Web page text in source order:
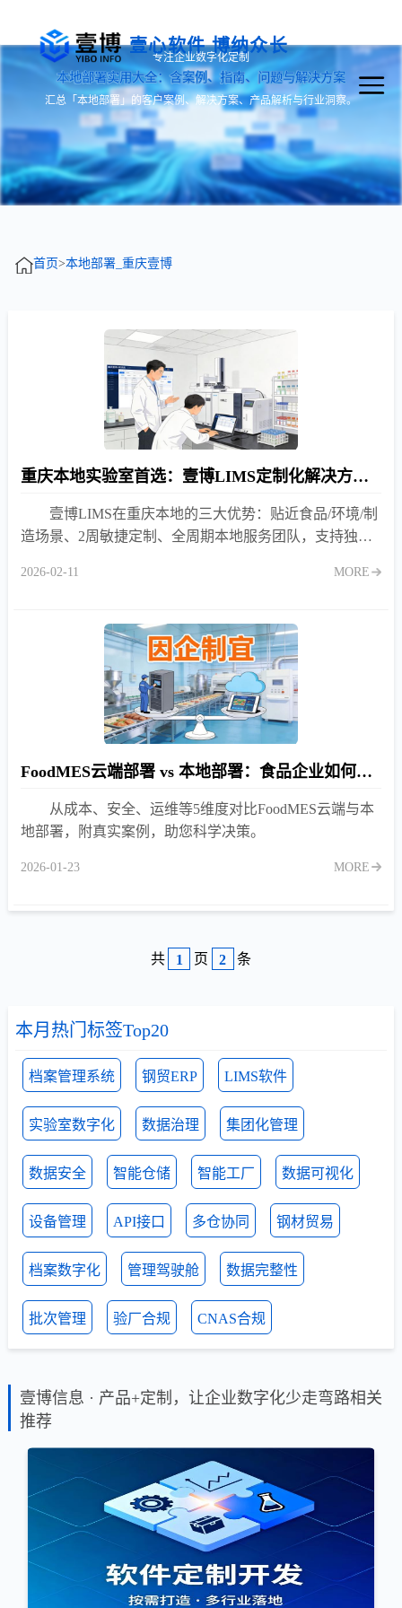
壹心软件 博纳众长
专注企业数字化定制
本地部署实用大全：含案例、指南、问题与解决方案
汇总「本地部署」的客户案例、解决方案、产品解析与行业洞察。
首页>本地部署_重庆壹博
重庆本地实验室首选：壹博LIMS定制化解决方案优势解析
壹博LIMS在重庆本地的三大优势：贴近食品/环境/制
造场景、2周敏捷定制、全周期本地服务团队，支持独立
2026-02-11 MORE
FoodMES云端部署 vs 本地部署：食品企业如何选择？
从成本、安全、运维等5维度对比FoodMES云端与本
地部署，附真实案例，助您科学决策。
2026-01-23 MORE
本月热门标签Top20
档案管理系统 钢贸ERP LIMS软件
实验室数字化 数据治理 集团化管理
数据安全 智能仓储 智能工厂 数据可视化
设备管理 API接口 多仓协同 钢材贸易
档案数字化 管理驾驶舱 数据完整性
批次管理 验厂合规 CNAS合规
共 1 页 2 条
壹博信息 · 产品+定制，让企业数字化少走弯路相关
推荐